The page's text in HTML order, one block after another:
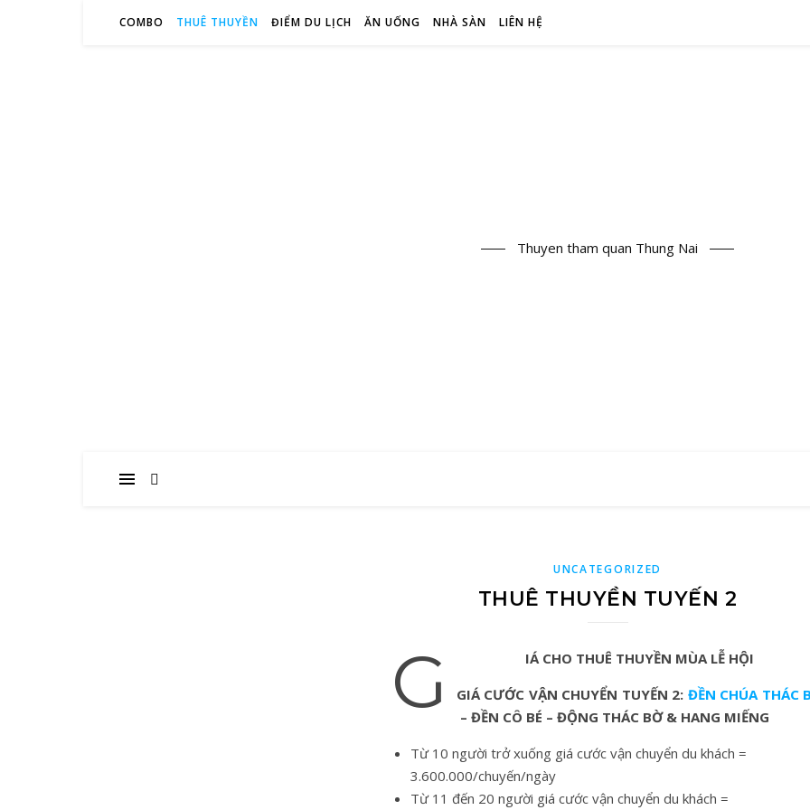
COMBO THUÊ THUYỀN ĐIỂM DU LỊCH ĂN UỐNG NHÀ SÀN LIÊN HỆ
Thuyen tham quan Thung Nai
UNCATEGORIZED
THUÊ THUYỀN TUYẾN 2
G
IÁ CHO THUÊ THUYỀN MÙA LỄ HỘI
GIÁ CƯỚC VẬN CHUYỂN TUYẾN 2: ĐỀN CHÚA THÁC
– ĐỀN CÔ BÉ – ĐỘNG THÁC BỜ & HANG MIẾNG
Từ 10 người trở xuống giá cước vận chuyển du khách =
3.600.000/chuyến/ngày
Từ 11 đến 20 người giá cước vận chuyển du khách =